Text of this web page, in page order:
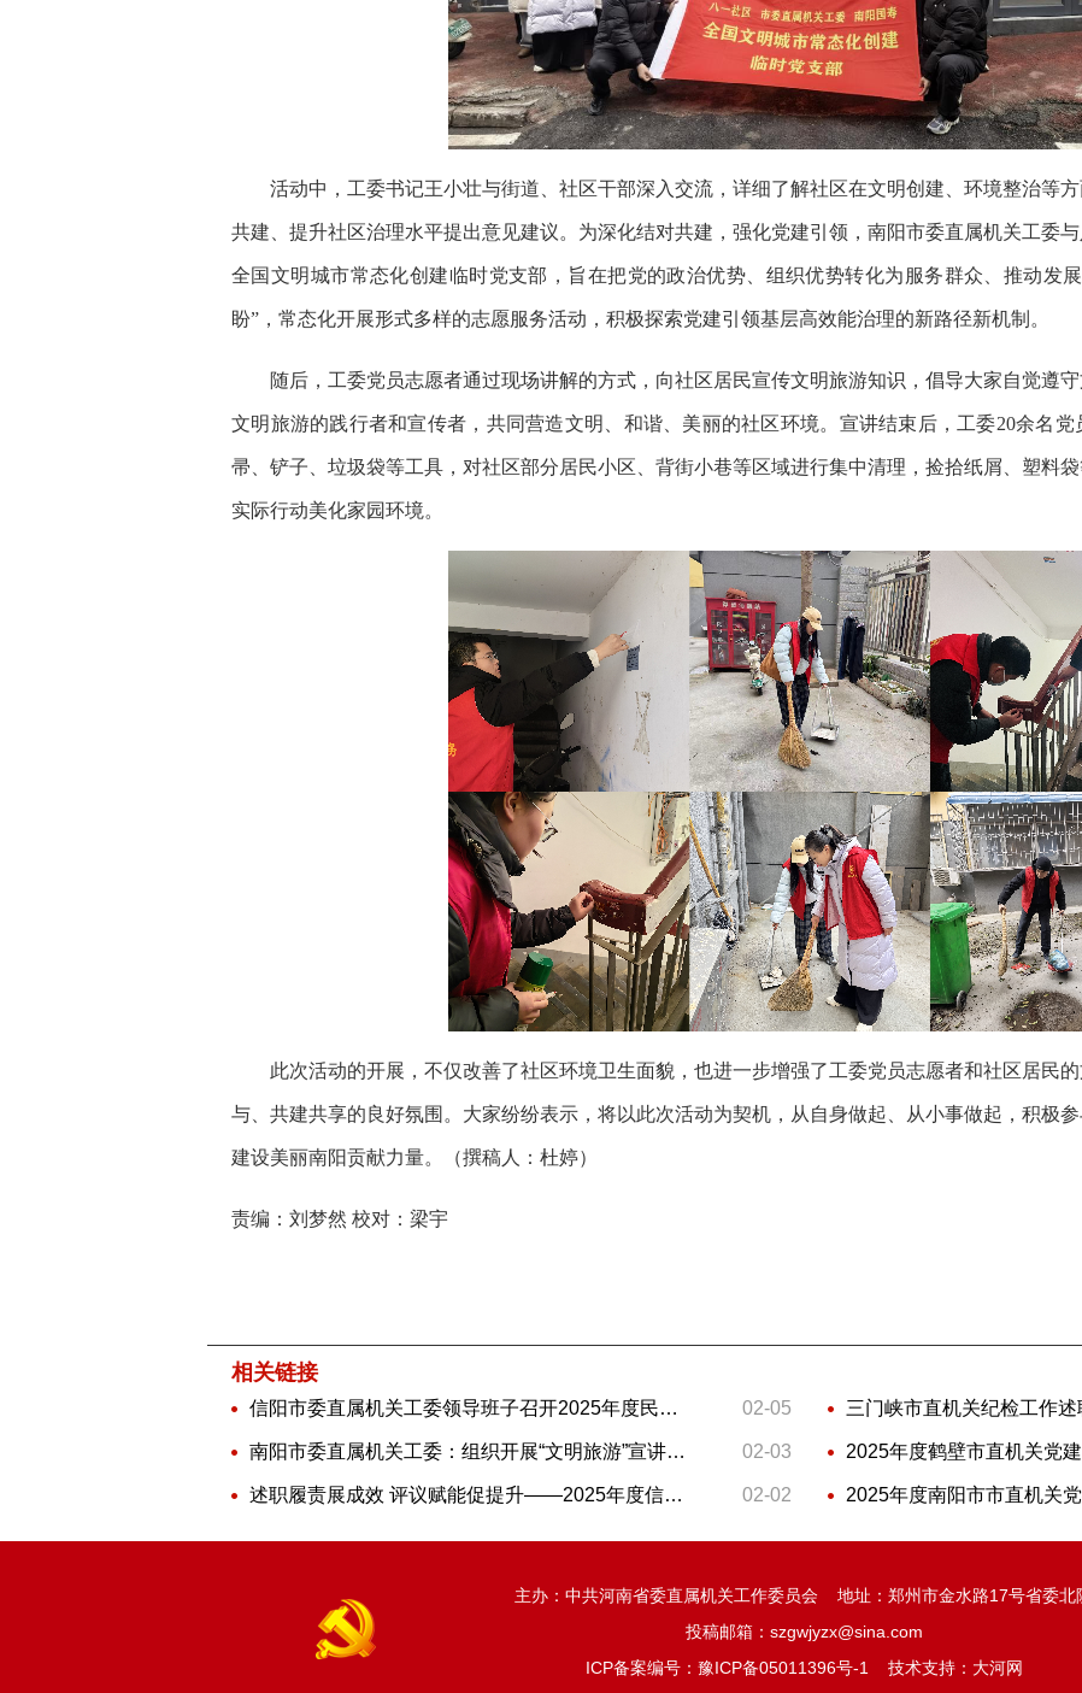
活动中，工委书记王小壮与街道、社区干部深入交流，详细了解社区在文明创建、环境整治等方
共建、提升社区治理水平提出意见建议。为深化结对共建，强化党建引领，南阳市委直属机关工委
全国文明城市常态化创建临时党支部，旨在把党的政治优势、组织优势转化为服务群众、推动发
盼”，常态化开展形式多样的志愿服务活动，积极探索党建引领基层高效能治理的新路径新机制。
随后，工委党员志愿者通过现场讲解的方式，向社区居民宣传文明旅游知识，倡导大家自觉遵
文明旅游的践行者和宣传者，共同营造文明、和谐、美丽的社区环境。宣讲结束后，工委20余名
帚、铲子、垃圾袋等工具，对社区部分居民小区、背街小巷等区域进行集中清理，捡拾纸屑、塑料
实际行动美化家园环境。
此次活动的开展，不仅改善了社区环境卫生面貌，也进一步增强了工委党员志愿者和社区居民的
与、共建共享的良好氛围。大家纷纷表示，将以此次活动为契机，从自身做起、从小事做起，积极
建设美丽南阳贡献力量。（撰稿人：杜婷）
责编：刘梦然 校对：梁宇
相关链接
信阳市委直属机关工委领导班子召开2025年度民主生活会 02-05 三门峡市直机关纪检工作
南阳市委直属机关工委：组织开展“文明旅游”宣讲暨清洁家园活动 02-03 2025年度鹤壁市直机关党
述职履责展成效 评议赋能促提升——2025年度信阳市直机关党建述职评议会议召开 02-02
主办：中共河南省委直属机关工作委员会 地址：郑州市金水路17号省委北
投稿邮箱：szgwjyzx@sina.com
ICP备案编号： 豫ICP备05011396号-1 技术支持： 大河网